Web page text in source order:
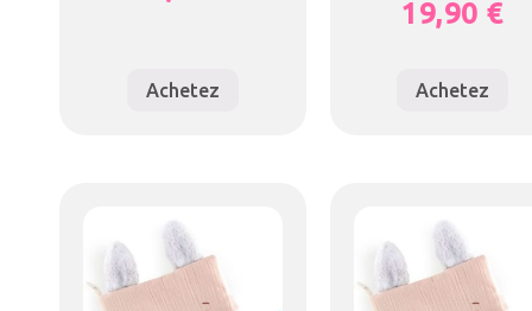
Achetez
19,90 €
Achetez